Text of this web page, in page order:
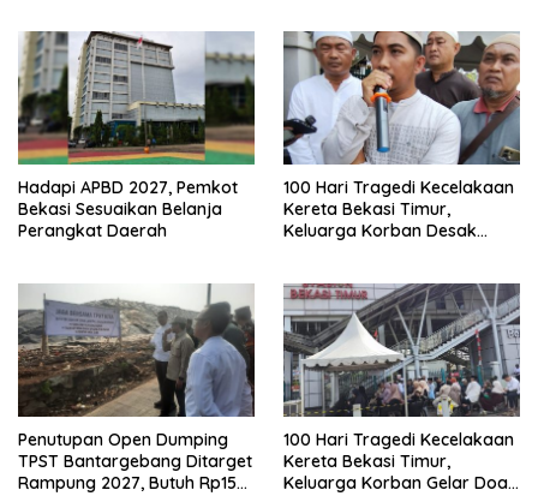
Keselamatan Lebih Dulu
Hadapi APBD 2027, Pemkot
Bekasi Sesuaikan Belanja
Perangkat Daerah
100 Hari Tragedi Kecelakaan
Kereta Bekasi Timur,
Keluarga Korban Desak
Penutupan Open Dumping
TPST Bantargebang Ditarget
Rampung 2027, Butuh Rp150
100 Hari Tragedi Kecelakaan
Kereta Bekasi Timur,
Keluarga Korban Gelar Doa